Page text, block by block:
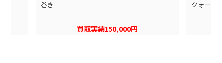
巻き
買取実績150,000円
クォーツ